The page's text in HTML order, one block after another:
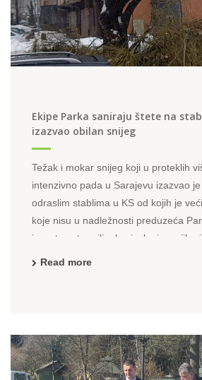
Ekipe Parka saniraju štete na
izazvao obilan snijeg
Težak i mokar snijeg koji u proteklih
intenzivno pada u Sarajevu izazvao
odraslim stablima u KS od kojih je
koje nisu u nadležnosti preduzeća
izuzetno stara ili vrlo visoka i sa njih
Read more